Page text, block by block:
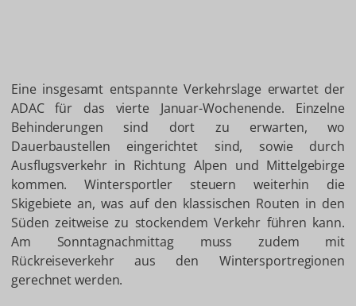
Eine insgesamt entspannte Verkehrslage erwartet der
ADAC für das vierte Januar-Wochenende. Einzelne
Behinderungen sind dort zu erwarten, wo
Dauerbaustellen eingerichtet sind, sowie durch
Ausflugsverkehr in Richtung Alpen und Mittelgebirge
kommen. Wintersportler steuern weiterhin die
Skigebiete an, was auf den klassischen Routen in den
Süden zeitweise zu stockendem Verkehr führen kann.
Am Sonntagnachmittag muss zudem mit
Rückreiseverkehr aus den Wintersportregionen
gerechnet werden.